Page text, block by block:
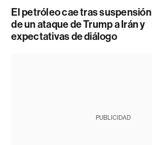
El petróleo cae tras suspensión
de un ataque de Trump a Irán y
expectativas de diálogo
PUBLICIDAD